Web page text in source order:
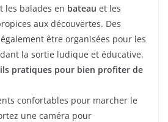
les balades en bateau et les
aux découvertes. Des
être organisées pour les
la sortie ludique et éducative.
pratiques pour bien profiter de
confortables pour marcher le
une caméra pour